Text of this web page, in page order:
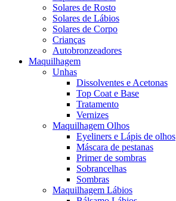
Solares de Rosto
Solares de Lábios
Solares de Corpo
Crianças
Autobronzeadores
Maquilhagem
Unhas
Dissolventes e Acetonas
Top Coat e Base
Tratamento
Vernizes
Maquilhagem Olhos
Eyeliners e Lápis de olhos
Máscara de pestanas
Primer de sombras
Sobrancelhas
Sombras
Maquilhagem Lábios